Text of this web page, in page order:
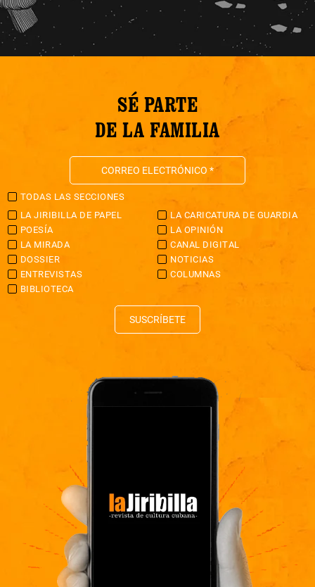
SÉ PARTE
DE LA FAMILIA
TODAS LAS SECCIONES
LA JIRIBILLA DE PAPEL
LA CARICATURA DE GUARDIA
POESÍA
LA OPINIÓN
LA MIRADA
CANAL DIGITAL
DOSSIER
NOTICIAS
ENTREVISTAS
COLUMNAS
BIBLIOTECA
SUSCRÍBETE